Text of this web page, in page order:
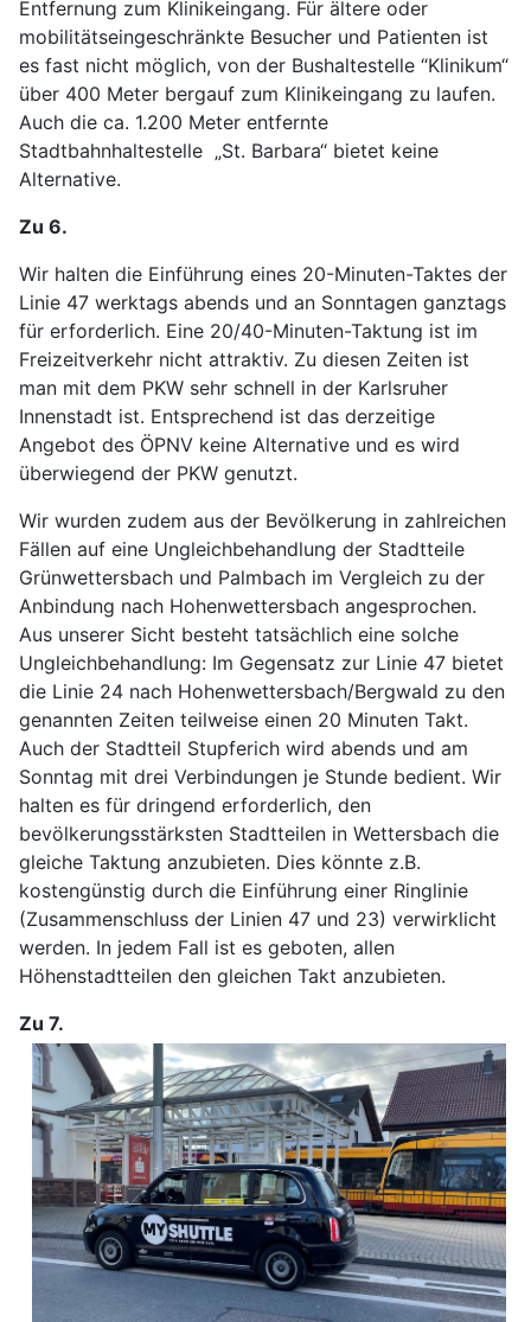
Entfernung zum Klinikeingang. Für ältere oder
mobilitätseingeschränkte Besucher und Patienten ist
es fast nicht möglich, von der Bushaltestelle “Klinikum“
über 400 Meter bergauf zum Klinikeingang zu laufen.
Auch die ca. 1.200 Meter entfernte
Stadtbahnhaltestelle „St. Barbara“ bietet keine
Alternative.
Zu 6.
Wir halten die Einführung eines 20-Minuten-Taktes der
Linie 47 werktags abends und an Sonntagen ganztags
für erforderlich. Eine 20/40-Minuten-Taktung ist im
Freizeitverkehr nicht attraktiv. Zu diesen Zeiten ist
man mit dem PKW sehr schnell in der Karlsruher
Innenstadt ist. Entsprechend ist das derzeitige
Angebot des ÖPNV keine Alternative und es wird
überwiegend der PKW genutzt.
Wir wurden zudem aus der Bevölkerung in zahlreichen
Fällen auf eine Ungleichbehandlung der Stadtteile
Grünwettersbach und Palmbach im Vergleich zu der
Anbindung nach Hohenwettersbach angesprochen.
Aus unserer Sicht besteht tatsächlich eine solche
Ungleichbehandlung: Im Gegensatz zur Linie 47 bietet
die Linie 24 nach Hohenwettersbach/Bergwald zu den
genannten Zeiten teilweise einen 20 Minuten Takt.
Auch der Stadtteil Stupferich wird abends und am
Sonntag mit drei Verbindungen je Stunde bedient. Wir
halten es für dringend erforderlich, den
bevölkerungsstärksten Stadtteilen in Wettersbach die
gleiche Taktung anzubieten. Dies könnte z.B.
kostengünstig durch die Einführung einer Ringlinie
(Zusammenschluss der Linien 47 und 23) verwirklicht
werden. In jedem Fall ist es geboten, allen
Höhenstadtteilen den gleichen Takt anzubieten.
Zu 7.